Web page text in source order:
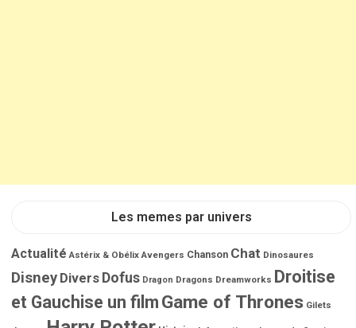
Les memes par univers
Actualité Astérix & Obélix Avengers Chanson Chat Dinosaures
Disney Divers Dofus Dragon Dragons Dreamworks Droitise
et Gauchise un film Game of Thrones Gilets